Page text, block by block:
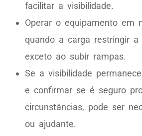
facilitar a visibilidade.
Operar o equipamento em
quando a carga restringir a
exceto ao subir rampas.
Se a visibilidade
e confirmar se é seguro
circunstâncias, pode ser
ou ajudante.